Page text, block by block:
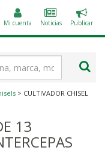
Mi cuenta Noticias
un
Publicar
> CULTIVADOR CHISEL
13